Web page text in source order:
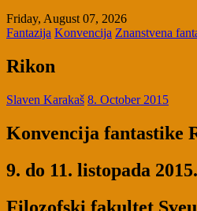
Friday, August 07, 2026
Fantazija Konvencija Znanstvena
Rikon
Slaven Karakaš 8. October 2015
Konvencija fantastike
9. do 11. listopada 2015.
Filozofski fakultet